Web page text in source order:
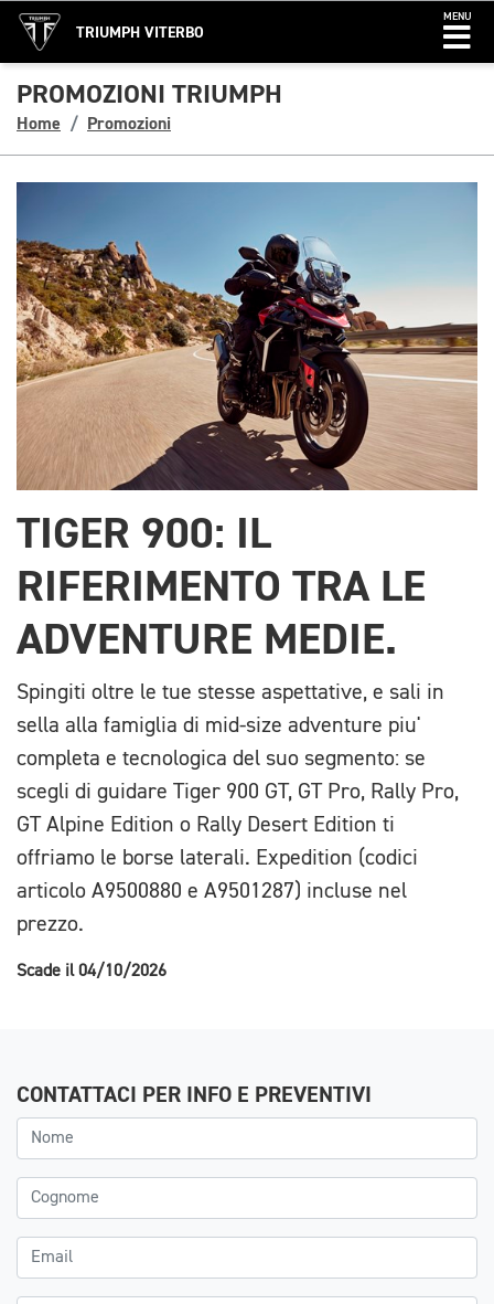
TRIUMPH VITERBO
MENU
PROMOZIONI TRIUMPH
Home Promozioni
TIGER 900: IL
RIFERIMENTO TRA LE
ADVENTURE MEDIE.
Spingiti oltre le tue stesse aspettative, e sali in
sella alla famiglia di mid-size adventure piu'
completa e tecnologica del suo segmento: se
scegli di guidare Tiger 900 GT, GT Pro, Rally Pro,
GT Alpine Edition o Rally Desert Edition ti
offriamo le borse laterali. Expedition (codici
articolo A9500880 e A9501287) incluse nel
prezzo.
Scade il 04/10/2026
CONTATTACI PER INFO E PREVENTIVI